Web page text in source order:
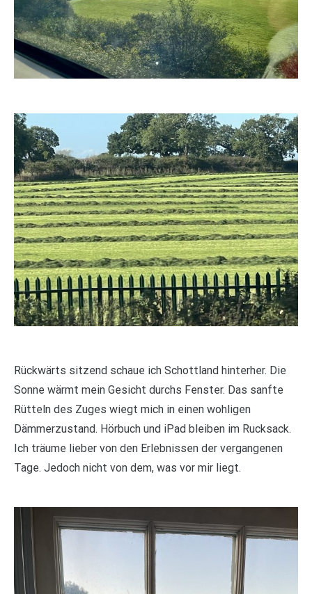
Rückwärts sitzend schaue ich Schottland hinterher. Die
Sonne wärmt mein Gesicht durchs Fenster. Das sanfte
Rütteln des Zuges wiegt mich in einen wohligen
Dämmerzustand. Hörbuch und iPad bleiben im Rucksack.
Ich träume lieber von den Erlebnissen der vergangenen
Tage. Jedoch nicht von dem, was vor mir liegt.